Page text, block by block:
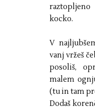
raztopljeno
kocko.
V
vanj vržeš
posoliš,
malem
(tu in tam
Dodaš